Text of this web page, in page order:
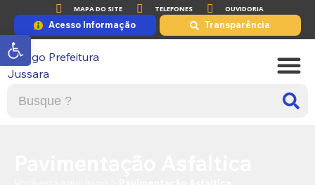
Abrir a barra de ferramentas
MAPA DO SITE TELEFONES OUVIDORIA
Acesso Informação Transparência